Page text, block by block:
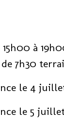
à
7h30
le 4 juillet
le 5